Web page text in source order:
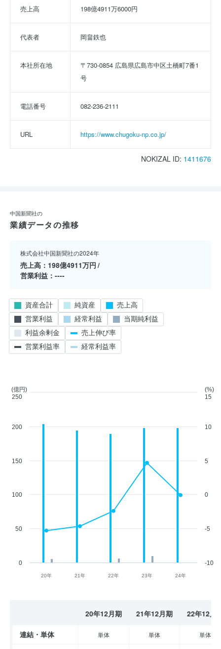
売上高 198億4911万6000円
代表者 岡畠鉄也
本社所在地
〒730-0854 広島県広島市中区土橋町7番1
号
電話番号 082-236-2111
URL https://www.chugoku-np.co.jp/
NOKIZAL ID: 1411676
中国新聞社の
業績データの推移
株式会社中国新聞社の2024年
売上高
198億4911万円
営業利益
----
20年 21年 22年 23年 24年
0
50
100
150
200
(億円)
250
-10
-5
0
5
10
(%)
15
資産合計 純資産
売上高
営業利益
経常利益
当期純利益
利益余剰金
売上伸び率
営業利益率
経常利益率
20年12月期 21年12月期 22年12月
連結・単体 単体 単体 単体